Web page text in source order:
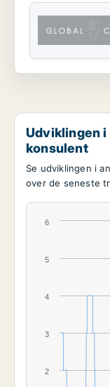
Udviklingen i
konsulent
Se udviklingen i
over de seneste
2
3
4
5
6